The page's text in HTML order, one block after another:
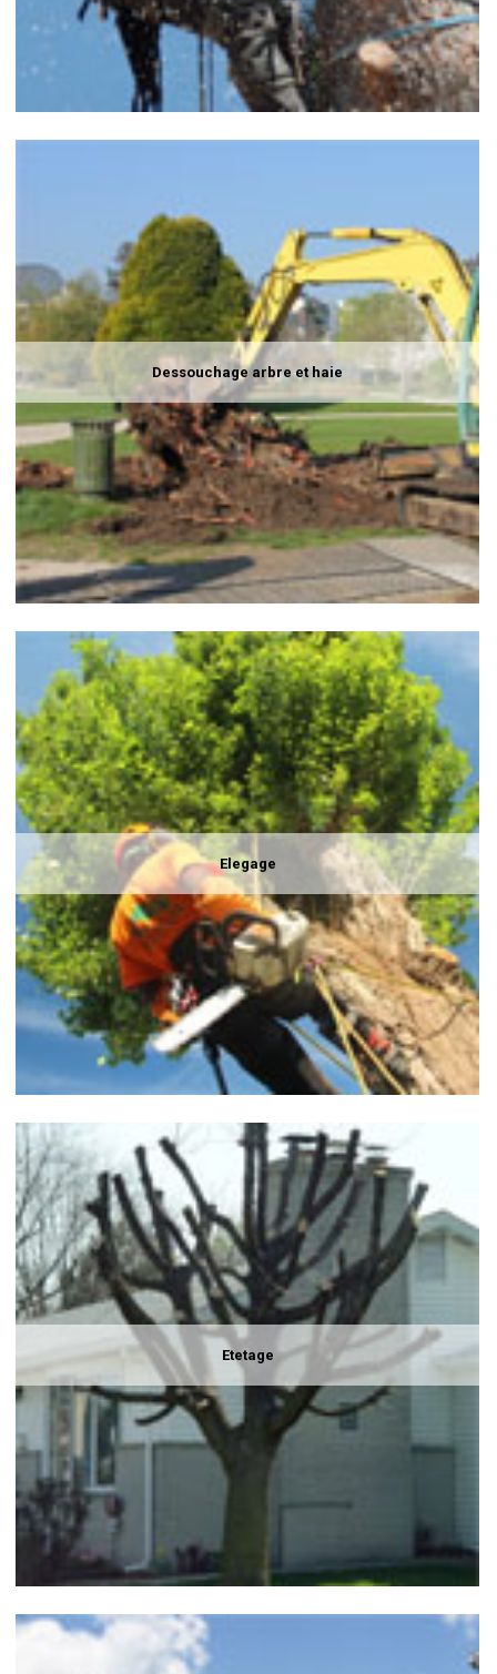
Dessouchage arbre et haie
Elegage
Etetage